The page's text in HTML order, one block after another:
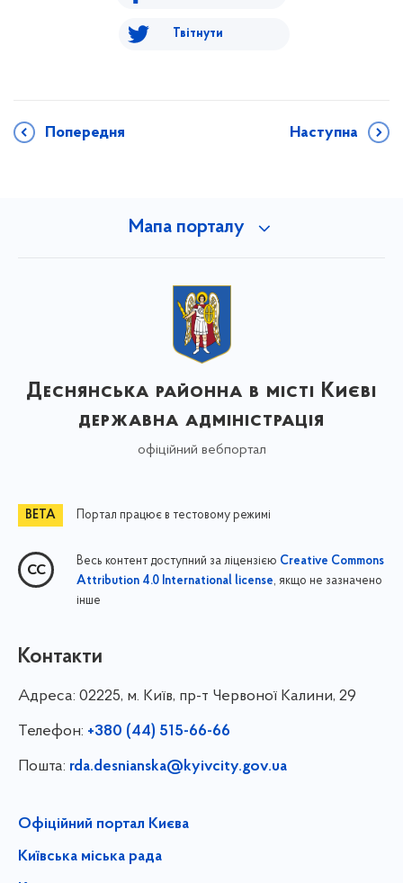
Твітнути
Попередня Наступна
Мапа порталу
Деснянська районна в місті Києві
державна адміністрація
офіційний вебпортал
Портал працює в тестовому режимі
Весь контент доступний за ліцензією Creative Commons
Attribution 4.0 International license, якщо не зазначено
інше
Контакти
Адреса: 02225, м. Київ, пр-т Червоної Калини, 29
Телефон: +380 (44) 515-66-66
Пошта: rda.desnianska@kyivcity.gov.ua
Офіційний портал Києва
Київська міська рада